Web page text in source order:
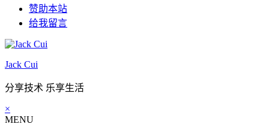
赞助本站
给我留言
Jack Cui
分享技术 乐享生活
×
MENU